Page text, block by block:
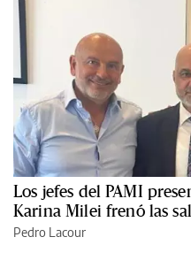
Los jefes del PAMI
Karina Milei frenó las
Pedro Lacour